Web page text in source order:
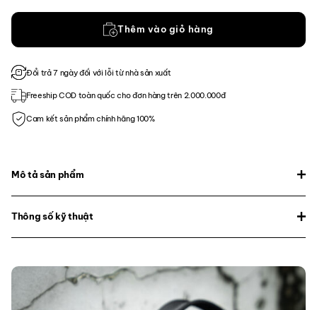
Thêm vào giỏ hàng
Đổi trả 7 ngày đối với lỗi từ nhà sản xuất
Freeship COD toàn quốc cho đơn hàng trên 2.000.000đ
Cam kết sản phẩm chính hãng 100%
Mô tả sản phẩm
Thông số kỹ thuật